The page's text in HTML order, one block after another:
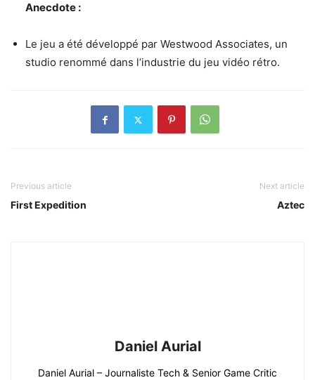
Anecdote :
Le jeu a été développé par Westwood Associates, un
studio renommé dans l’industrie du jeu vidéo rétro.
Previous article
First Expedition
Next article
Aztec
Daniel Aurial
Daniel Aurial – Journaliste Tech & Senior Game Critic